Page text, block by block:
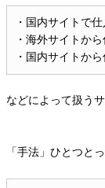
・国内サイトで
・海外サイトか
・国内サイトか
などによって扱う
「手法」ひとつと